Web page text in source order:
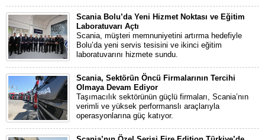
Scania Bolu’da Yeni Hizmet Noktası ve Eğitim
Laboratuvarı Açtı
Scania, müşteri memnuniyetini artırma hedefiyle
Bolu’da yeni servis tesisini ve ikinci eğitim
laboratuvarını hizmete sundu.
Scania, Sektörün Öncü Firmalarının Tercihi
Olmaya Devam Ediyor
Taşımacılık sektörünün güçlü firmaları, Scania’nın
verimli ve yüksek performanslı araçlarıyla
operasyonlarına güç katıyor.